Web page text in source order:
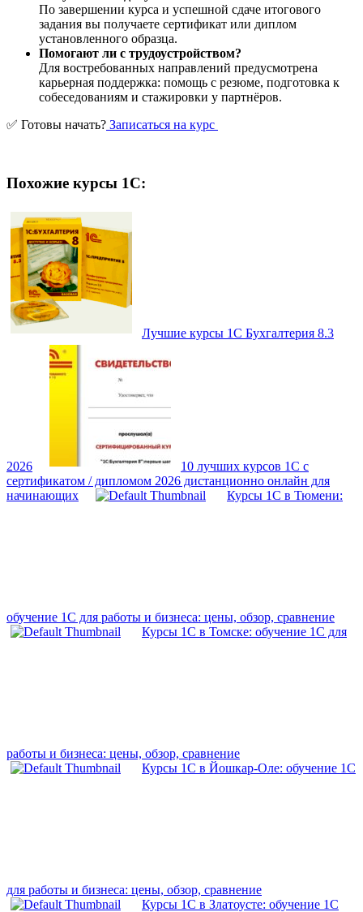
По завершении курса и успешной сдаче итогового
задания вы получаете сертификат или диплом
установленного образца.
Помогают ли с трудоустройством?
Для востребованных направлений предусмотрена
карьерная поддержка: помощь с резюме, подготовка к
собеседованиям и стажировки у партнёров.
✅ Готовы начать? Записаться на курс
Похожие курсы 1С:
Лучшие курсы 1С Бухгалтерия 8.3
2026
10 лучших курсов 1С с
сертификатом / дипломом 2026 дистанционно онлайн для
начинающих
Курсы 1С в Тюмени:
обучение 1С для работы и бизнеса: цены, обзор, сравнение
Курсы 1С в Томске: обучение 1С для
работы и бизнеса: цены, обзор, сравнение
Курсы 1С в Йошкар-Оле: обучение 1С
для работы и бизнеса: цены, обзор, сравнение
Курсы 1С в Златоусте: обучение 1С